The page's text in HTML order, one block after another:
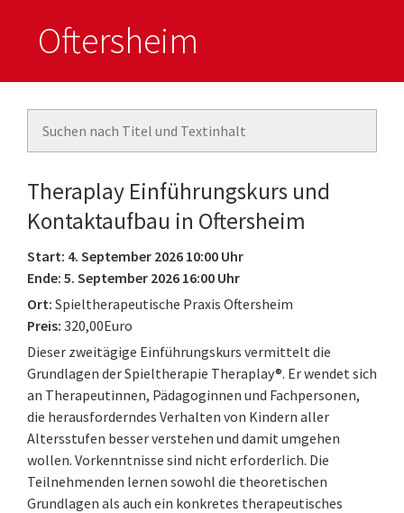
Oftersheim
Theraplay Einführungskurs und
Kontaktaufbau in Oftersheim
Start: 4. September 2026 10:00 Uhr
Ende: 5. September 2026 16:00 Uhr
Ort: Spieltherapeutische Praxis Oftersheim
Preis: 320,00Euro
Dieser zweitägige Einführungskurs vermittelt die
Grundlagen der Spieltherapie Theraplay®. Er wendet sich
an Therapeutinnen, Pädagoginnen und Fachpersonen,
die herausforderndes Verhalten von Kindern aller
Altersstufen besser verstehen und damit umgehen
wollen. Vorkenntnisse sind nicht erforderlich. Die
Teilnehmenden lernen sowohl die theoretischen
Grundlagen als auch ein konkretes therapeutisches